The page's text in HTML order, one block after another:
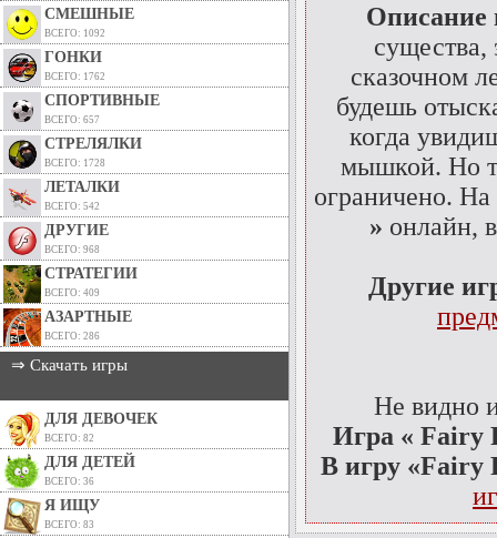
СМЕШНЫЕ
ВСЕГО: 1092
ГОНКИ
ВСЕГО: 1762
СПОРТИВНЫЕ
ВСЕГО: 657
СТРЕЛЯЛКИ
ВСЕГО: 1728
ЛЕТАЛКИ
ВСЕГО: 542
ДРУГИЕ
ВСЕГО: 968
СТРАТЕГИИ
ВСЕГО: 409
АЗАРТНЫЕ
ВСЕГО: 286
⇒ Скачать игры
ДЛЯ ДЕВОЧЕК
ВСЕГО: 82
ДЛЯ ДЕТЕЙ
ВСЕГО: 36
Я ИЩУ
ВСЕГО: 83
существа,
сказочном
будешь
когда
мышкой. Но
ограничено. На
» онлайн,
Другие
Не видно
Игра « Fairy
В игру «Fairy